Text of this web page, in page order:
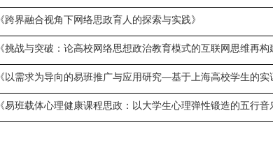
《跨界融合视角下网络思政育人的探索与实践》
《挑战与突破：论高校网络思想政治教育模式的互联网思维再构
《以需求为导向的易班推广与应用研究—基于上海高校学生的实
《易班载体心理健康课程思政：以大学生心理弹性锻造的五行音